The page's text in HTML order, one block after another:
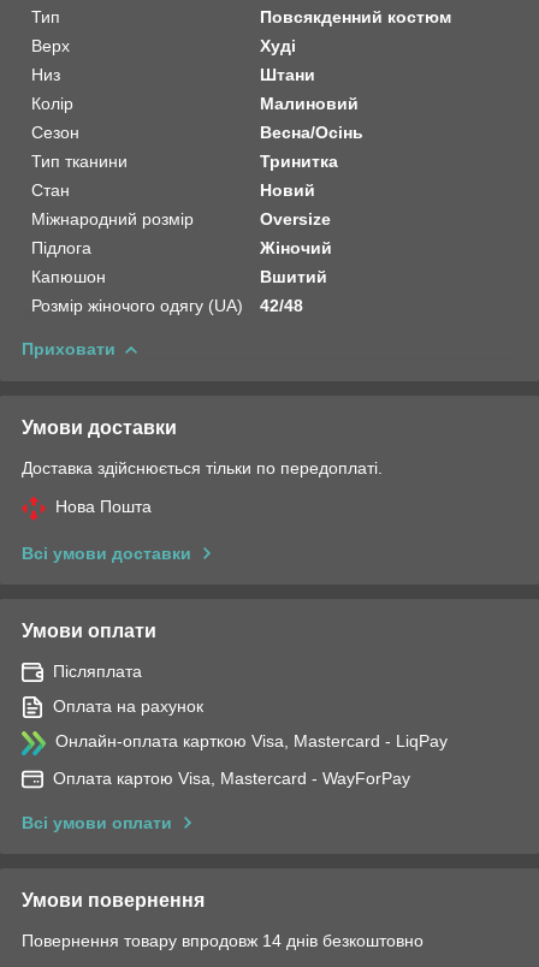
Тип
Повсякденний костюм
Верх
Худі
Низ
Штани
Колір
Малиновий
Сезон
Весна/Осінь
Тип тканини
Тринитка
Стан
Новий
Міжнародний розмір
Oversize
Підлога
Жіночий
Капюшон
Вшитий
Розмір жіночого одягу (UA)
42/48
Приховати
Умови доставки
Доставка здійснюється тільки по передоплаті.
Нова Пошта
Всі умови доставки
Умови оплати
Післяплата
Оплата на рахунок
Онлайн-оплата карткою Visa, Mastercard - LiqPay
Оплата картою Visa, Mastercard - WayForPay
Всі умови оплати
Умови повернення
Повернення товару впродовж 14 днів безкоштовно